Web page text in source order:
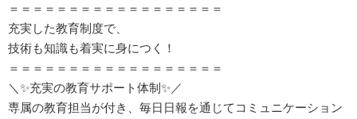
＝＝＝＝＝＝＝＝＝＝＝＝＝＝＝＝＝＝
充実した教育制度で、
技術も知識も着実に身につく！
＝＝＝＝＝＝＝＝＝＝＝＝＝＝＝＝＝＝
＼✨️充実の教育サポート体制✨️／
専属の教育担当が付き、毎日日報を通じてコミュニケーション